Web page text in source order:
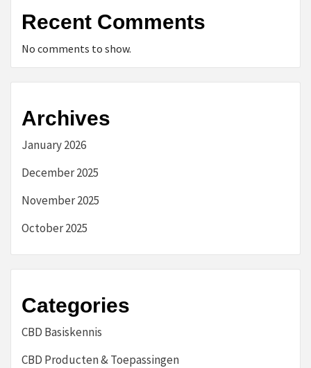
Recent Comments
No comments to show.
Archives
January 2026
December 2025
November 2025
October 2025
Categories
CBD Basiskennis
CBD Producten & Toepassingen